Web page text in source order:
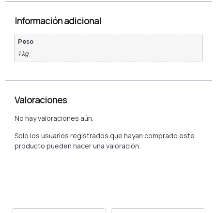
Información adicional
Peso
1 kg
Valoraciones
No hay valoraciones aún.
Solo los usuarios registrados que hayan comprado este
producto pueden hacer una valoración.